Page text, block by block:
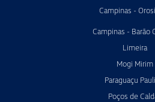
Campinas -
Campinas - Barão
Limeira
Mogi Mirim
Paraguaçu
Poços de